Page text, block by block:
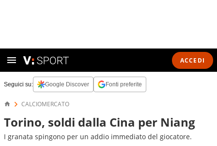
ACCEDI
Seguici su: Google Discover Fonti preferite
CALCIOMERCATO
Torino, soldi dalla Cina per Niang
I granata spingono per un addio immediato del giocatore.